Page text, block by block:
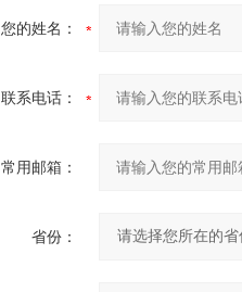
您的姓名：
联系电话：
常用邮箱：
省份：